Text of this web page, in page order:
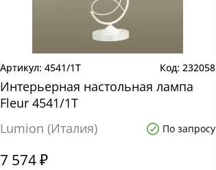
4541/1T 232058
Интерьерная настольная лампа
Fleur 4541/1T
Lumion (Италия)
По запросу
7 574 ₽